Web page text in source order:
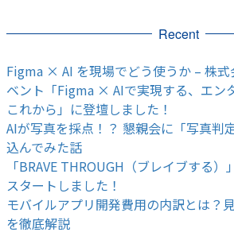
Recent
Figma × AI を現場でどう使うか – 株式
ベント「Figma × AIで実現する、エン
これから」に登壇しました！
AIが写真を採点！？ 懇親会に「写真判
込んでみた話
「BRAVE THROUGH（ブレイブする
スタートしました！
モバイルアプリ開発費用の内訳とは？
を徹底解説